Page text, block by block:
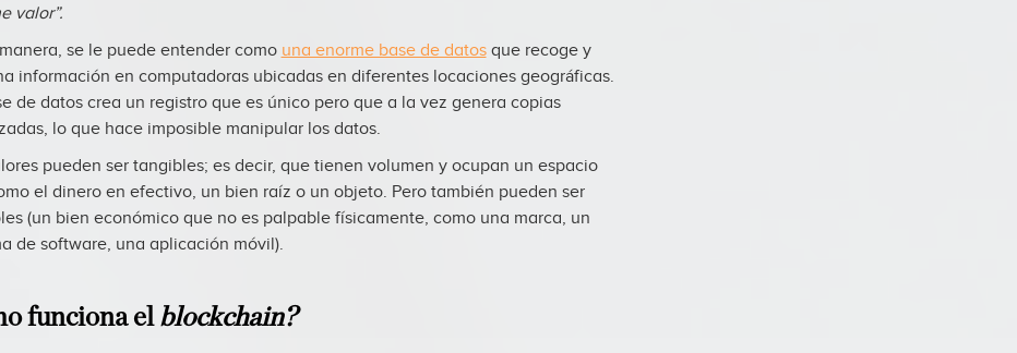
valor”.
se le puede entender como una enorme base de datosque recoge y
información en computadoras ubicadas en diferentes locaciones geográficas.
de datos crea un registro que es único pero que a la vez genera copias
lo que hace imposible manipular los datos.
pueden ser tangibles; es decir, que tienen volumen y ocupan un espacio
el dinero en efectivo, un bien raíz o un objeto. Pero también pueden ser
(un bien económico que no es palpable físicamente, como una marca, un
de software, una aplicación móvil).
funciona elblockchain?